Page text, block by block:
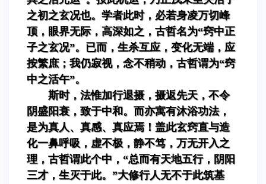
之初之玄况也。学者此时，必若身凌万切峰
顶，眼界无际，高深如之，古哲名为“窍中正
子之玄况”。已而，生杀互应，变化无端，应
按繁庶；我仍寂视，念不稍动，古哲谓为“窍
中之活午”。
斯时，法惟加行退摄，摄返先天，不令
阴盛阳衰，致于中和。而亦寓有沐浴功法，
是为真人、真感、真应焉！盖此玄窍直与造
化一鼻呼吸，虚不极，静不笃，万无开入之
理，古哲谓此个中，“总而有天地五行，阴阳
三才，生灭于此。”大修行人无不于此筑基